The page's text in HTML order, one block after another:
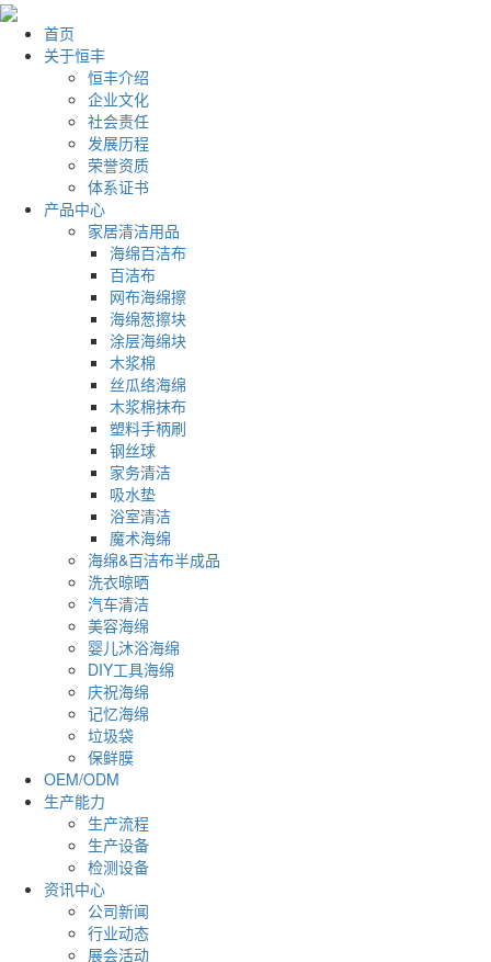
首页
关于恒丰
恒丰介绍
企业文化
社会责任
发展历程
荣誉资质
体系证书
产品中心
家居清洁用品
海绵百洁布
百洁布
网布海绵擦
海绵葱擦块
涂层海绵块
木浆棉
丝瓜络海绵
木浆棉抹布
塑料手柄刷
钢丝球
家务清洁
吸水垫
浴室清洁
魔术海绵
海绵&百洁布半成品
洗衣晾晒
汽车清洁
美容海绵
婴儿沐浴海绵
DIY工具海绵
庆祝海绵
记忆海绵
垃圾袋
保鲜膜
OEM/ODM
生产能力
生产流程
生产设备
检测设备
资讯中心
公司新闻
行业动态
展会活动